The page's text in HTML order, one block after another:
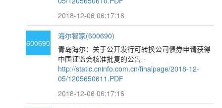
2018-12-06 06:17:18
600690
海尔智家(600690)
青岛海尔：关于公开发行可转换公司债券申请获得
中国证监会核准批复的公告 -
http://static.cninfo.com.cn/finalpage/2018-12-
05/1205650611.PDF
2018-12-06 06:17:16